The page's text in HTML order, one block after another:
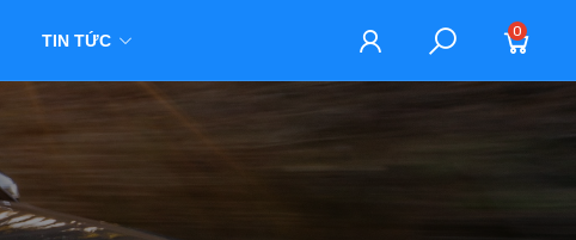
TIN TỨC 0